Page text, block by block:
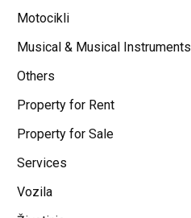
Motocikli
Musical & Musical Instruments
Others
Property for Rent
Property for Sale
Services
Vozila